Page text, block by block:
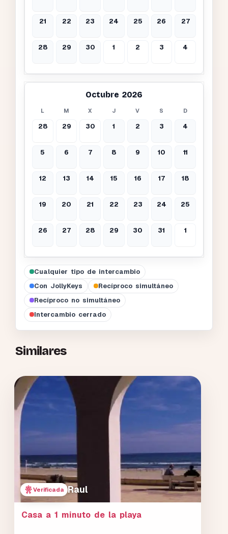
21 22 23 24 25 26 27
28 29 30 1 2 3 4
Octubre 2026
L M X J V S D
28 29 30 1 2 3 4
5 6 7 8 9 10 11
12 13 14 15 16 17 18
19 20 21 22 23 24 25
26 27 28 29 30 31 1
Cualquier tipo de intercambio
Con JollyKeys
Recíproco simultáneo
Recíproco no simultáneo
Intercambio cerrado
Similares
Verificada Raul
Casa a 1 minuto de la playa